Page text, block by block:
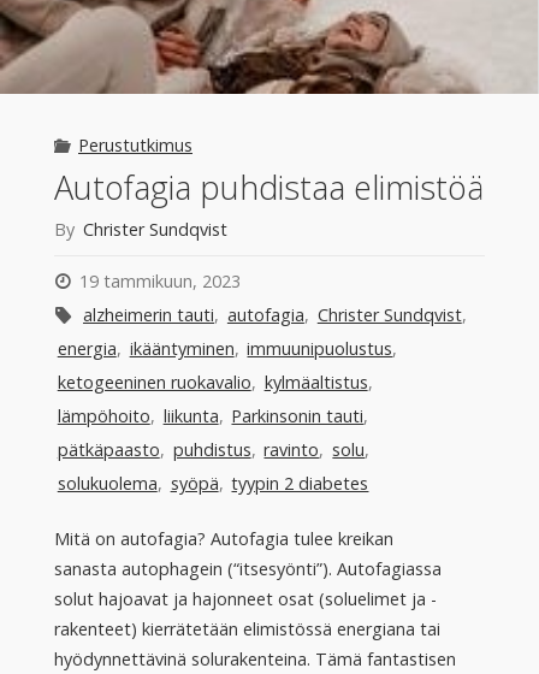
Perustutkimus
Autofagia puhdistaa elimistöä
By Christer Sundqvist
19 tammikuun, 2023
alzheimerin tauti, autofagia, Christer Sundqvist,
energia, ikääntyminen, immuunipuolustus,
ketogeeninen ruokavalio, kylmäaltistus,
lämpöhoito, liikunta, Parkinsonin tauti,
pätkäpaasto, puhdistus, ravinto, solu,
solukuolema, syöpä, tyypin 2 diabetes
Mitä on autofagia? Autofagia tulee kreikan
sanasta autophagein (“itsesyönti”). Autofagiassa
solut hajoavat ja hajonneet osat (soluelimet ja -
rakenteet) kierrätetään elimistössä energiana tai
hyödynnettävinä solurakenteina. Tämä fantastisen